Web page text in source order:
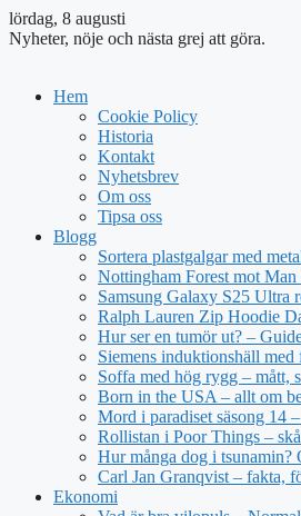
lördag, 8 augusti
Nyheter, nöje och nästa grej att göra.
Hem
Cookie Policy
Historia
Kontakt
Nyhetsbrev
Om oss
Tipsa oss
Blogg
Sortera plastgalgar med
Nottingham Forest mot
Samsung Galaxy S25 Ultra
Ralph Lauren Zip Hoodie
Hur ser en tumör ut? –
Siemens induktionshäll
Soffa med hög rygg – mått,
Born in the USA – allt om
Mord i paradiset säsong 14
Rollistan i Poor Things –
Hur många dog i
Carl Jan Granqvist – fakta,
Ekonomi